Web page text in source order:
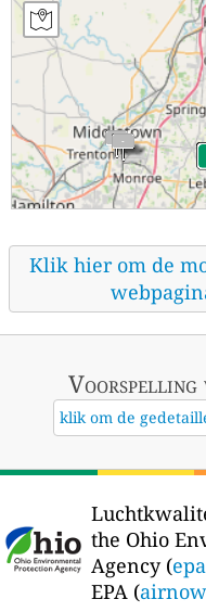
Klik hier om de
klik om de
the Ohio
Agency (
EPA (